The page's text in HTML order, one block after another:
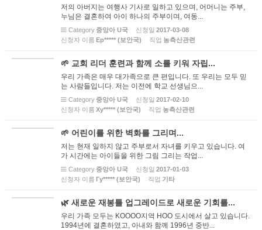
저의 아버지는 여행사 기사로 일하고 있으며, 어머니는 주부,
누님은 결혼하여 아이 하나의 주부이며, 여동...
Category 중앙아 U국 신청일 2017-03-08
신청자 이름 Ер***** (보안국) 직업 농측산관련
🌱 교회 리더 훈련과 함께 소를 키워 자립...
우리 가족은 매우 대가족으로 큰 편입니다. 또 우리는 모두 믿
는 사람들입니다. 저는 이전에 학교 선생님으...
Category 중앙아 U국 신청일 2017-02-10
신청자 이름 Ху***** (보안국) 직업 농측산관련
🌱 어린이를 위한 벽화를 그리며...
저는 현재 일하지 않고 주부로서 자녀를 키우고 있습니다. 여
가 시간에는 아이들을 위한 그림 그리는 작업...
Category 중앙아 U국 신청일 2017-01-03
신청자 이름 Гу***** (보안국) 직업 기타
🌿 새로운 재봉틀 업그레이드로 새로운 기회를...
우리 가족 모두는 KOOOO지역 HOO 도시에서 살고 있습니다.
1994년에 결혼하였고, 아내와 함께 1996년 중반...